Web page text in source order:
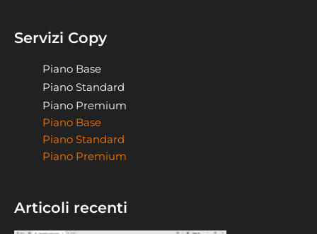
Servizi Copy
Piano Base
Piano Standard
Piano Premium
Piano Base
Piano Standard
Piano Premium
Articoli recenti